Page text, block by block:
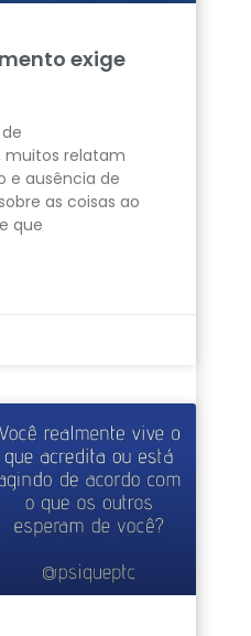
exige
relatam
e ausência de
as coisas ao
que